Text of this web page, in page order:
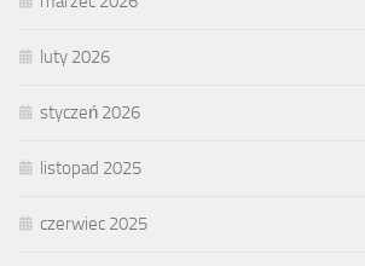
luty 2026
styczeń 2026
listopad 2025
czerwiec 2025